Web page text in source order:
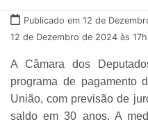
Publicado em 12 de
12 de Dezembro de 2024 às
A Câmara dos
programa de pagamento
União, com previsão de
saldo em 30 anos. A